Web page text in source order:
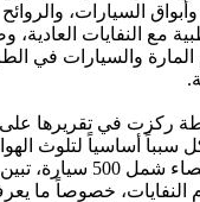
وأبواق السيارات،
مع النفايات
المارة والسيارات في
ركزت في تقريرها على
سبباً أساسياً لتلوث
النفايات، خصوصاً